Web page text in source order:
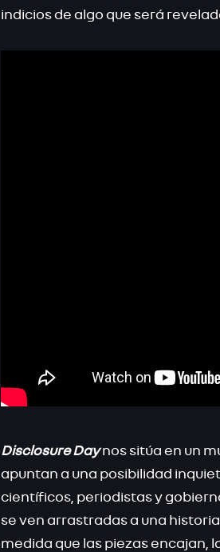
indicios de algo que será
Disclosure Daynos sitúa en un
apuntan a una posibilidad
científicos, periodistas y
se ven arrastradas a una
medida que las piezas encajan,